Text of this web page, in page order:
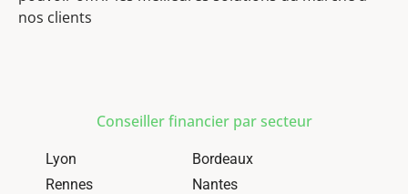
nos clients
Conseiller financier par secteur
Lyon
Bordeaux
Rennes
Nantes